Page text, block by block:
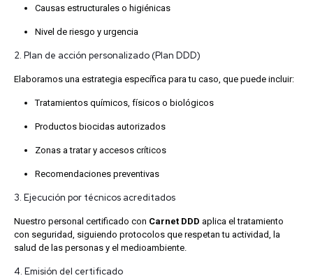
Causas estructurales o higiénicas
Nivel de riesgo y urgencia
2. Plan de acción personalizado (Plan DDD)
Elaboramos una estrategia específica para tu caso, que puede incluir:
Tratamientos químicos, físicos o biológicos
Productos biocidas autorizados
Zonas a tratar y accesos críticos
Recomendaciones preventivas
3. Ejecución por técnicos acreditados
Nuestro personal certificado con Carnet DDD aplica el tratamiento
con seguridad, siguiendo protocolos que respetan tu actividad, la
salud de las personas y el medioambiente.
4. Emisión del certificado